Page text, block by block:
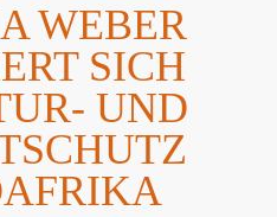
WEBER
SICH
UND